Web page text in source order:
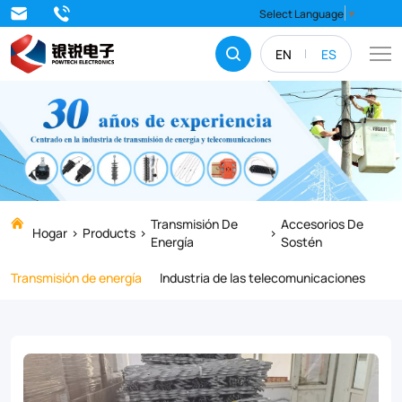
EN ES
Select Language ▼
Ensure
the
stability
safety
of
your
power
and
with
our
Hogar Products
Transmisión De
Energía
Accesorios De
Sostén
Transmisión de energía
Industria de las telecomunicaciones